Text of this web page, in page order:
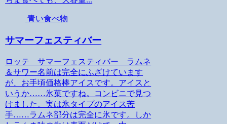
青い食べ物
サマーフェスティバー
ロッテ サマーフェスティバー ラムネ
＆サワー名前は完全にふざけています
が、お手頃価格棒アイスです。アイスと
いうか……氷菓ですね。コンビニで見つ
けました。実は氷タイプのアイス苦
手……ラムネ部分は完全に氷です。しか